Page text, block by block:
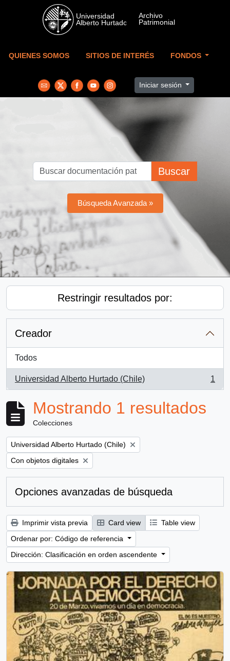
Skip to main content
QUIENES SOMOS SITIOS DE INTERÉS FONDOS
Iniciar sesión
Buscar
Búsqueda Avanzada »
Restringir resultados por:
Creador
Todos
Universidad Alberto Hurtado (Chile)
, 1 resultados
1
Mostrando 1 resultados
Colecciones
Remove filter:
Universidad Alberto Hurtado (Chile)
Remove filter:
Con objetos digitales
Opciones avanzadas de búsqueda
Imprimir vista previa Card view
Table view
Ordenar por: Código de referencia
Dirección: Clasificación en orden ascendente